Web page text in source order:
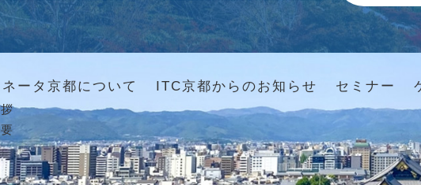
ータ京都について ITC京都からのお知らせ セミナー